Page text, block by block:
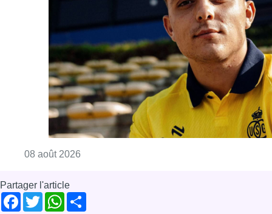
08 août 2026
Partager l'article
Facebook
TwitterWhatsApp